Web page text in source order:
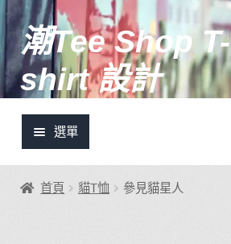
跳
至
導
覽
跳
至
主
要
容
潮Tee Shop T-
shirt 設計
選單
首頁 貓T恤 參見貓星人